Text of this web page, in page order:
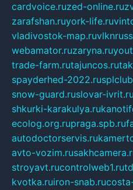
cardvoice.ruzed-online.ru
zarafshan.ruyork-life.ru
vladivostok-map.ru
webamator.ruzaryna.ru
trade-farm.rutajuncos.ru
spayderhed-2022.ru
snow-guard.ruslovar-ivrit.ru
shkurki-karakulya.ru
ecolog.org.rupraga.spb.ru
autodoctorservis.ru
avto-vozim.ru
stroyavt.rucontrolweb1.ru
kvotka.ruiron-snab.ru